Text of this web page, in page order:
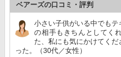
ベアーズの口コミ・評判
小さい子供がいる中でも
の相手もきちんとしてく
た、私にも気にかけてく
った。（30代／女性）